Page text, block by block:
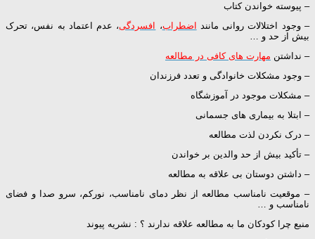
– پیوسته خواندن کتاب
– وجود اختلالات روانی مانند
اضطراب، افسردگی، عدم اعتماد به نفس، تحرک
بیش از حد و …
– نداشتن مهارت های کافی در مطالعه
– وجود مشکلات خانوادگی و تعدد فرزندان
– مشکلات موجود در آموزشگاه
– ابتلا به بیماری های جسمانی
– درک نکردن لذت مطالعه
– تأکید بیش از حد والدین بر خواندن
– داشتن دوستان بی علاقه به مطالعه
– موقعیت نامناسب مطالعه از نظر دمای نامناسب، نورکم، سرو صدا و فضای
نامناسب و …
منبع چرا کودکان ما به مطالعه علاقه ندارند ؟ : نشریه پیوند